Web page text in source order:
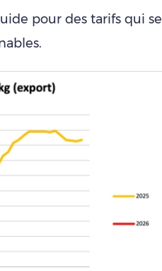
pour des tarifs qui se